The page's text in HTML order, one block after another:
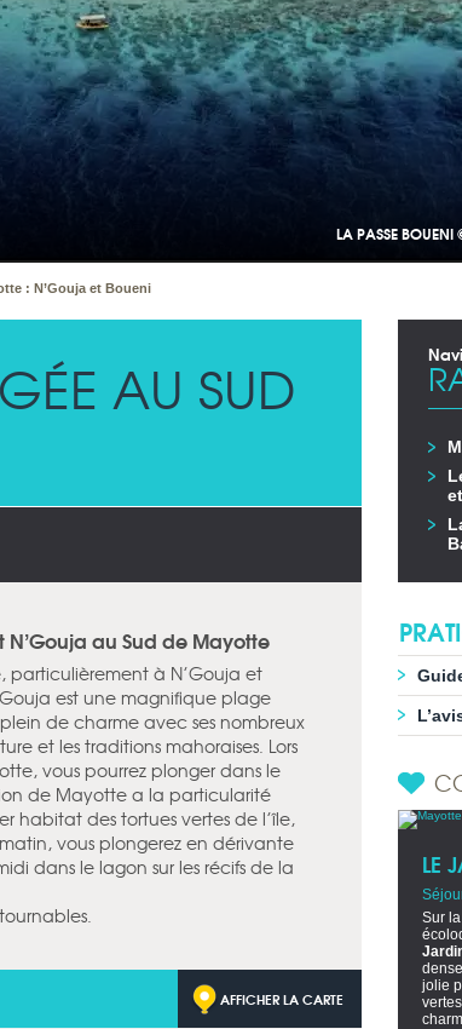
LA PASSE BOUENI
: N’Gouja et Boueni
AU SUD
au Sud de Mayotte
particulièrement à N’Gouja et
est une magnifique plage
de charme avec ses nombreux
et les traditions mahoraises. Lors
vous pourrez plonger dans le
de Mayotte a la particularité
habitat des tortues vertes de l’île,
vous plongerez en dérivante
dans le lagon sur les récifs de la
AFFICHER LA CARTE
LE
Sur
jolie